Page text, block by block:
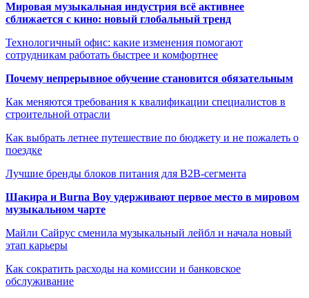
Мировая музыкальная индустрия всё активнее
сближается с кино: новый глобальный тренд
Технологичный офис: какие изменения помогают
сотрудникам работать быстрее и комфортнее
Почему непрерывное обучение становится обязательным
Как меняются требования к квалификации специалистов в
строительной отрасли
Как выбрать летнее путешествие по бюджету и не пожалеть о
поездке
Лучшие бренды блоков питания для B2B-сегмента
Шакира и Burna Boy удерживают первое место в мировом
музыкальном чарте
Майли Сайрус сменила музыкальный лейбл и начала новый
этап карьеры
Как сократить расходы на комиссии и банковское
обслуживание